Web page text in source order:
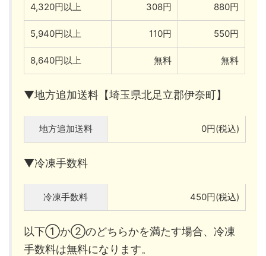
4,320円以上 308円 880円
5,940円以上 110円 550円
8,640円以上 無料 無料
▼地方追加送料【埼玉県北足立郡伊奈町】
地方追加送料 0円(税込)
▼冷凍手数料
冷凍手数料 450円(税込)
以下①か②のどちらかを満たす場合、冷凍
手数料は無料になります。